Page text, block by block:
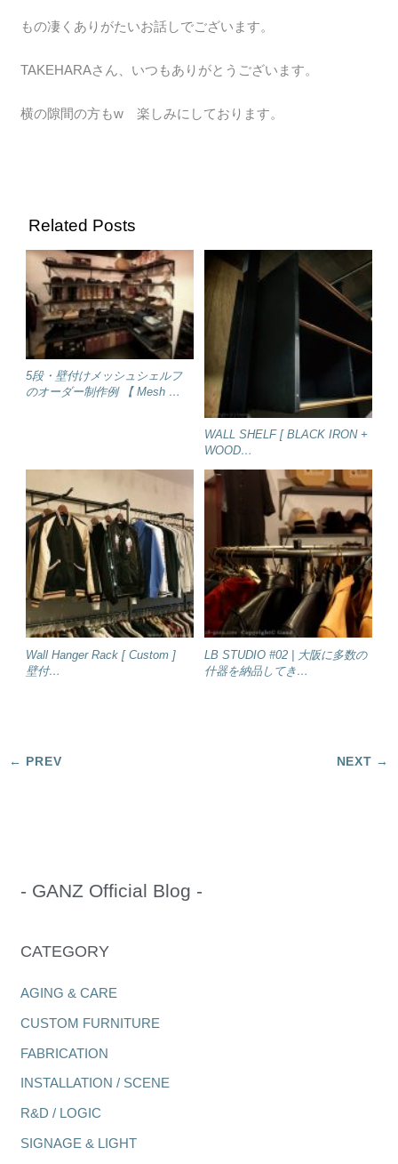
もの凄くありがたいお話しでございます。
TAKEHARAさん、いつもありがとうございます。
横の隙間の方もw 楽しみにしております。
Related Posts
5段・壁付けメッシュシェルフ
のオーダー制作例 【 Mesh …
WALL SHELF [ BLACK IRON +
WOOD…
Wall Hanger Rack [ Custom ]
壁付…
LB STUDIO #02 | 大阪に多数の
什器を納品してき…
- GANZ Official Blog -
CATEGORY
AGING & CARE
CUSTOM FURNITURE
FABRICATION
INSTALLATION / SCENE
R&D / LOGIC
SIGNAGE & LIGHT